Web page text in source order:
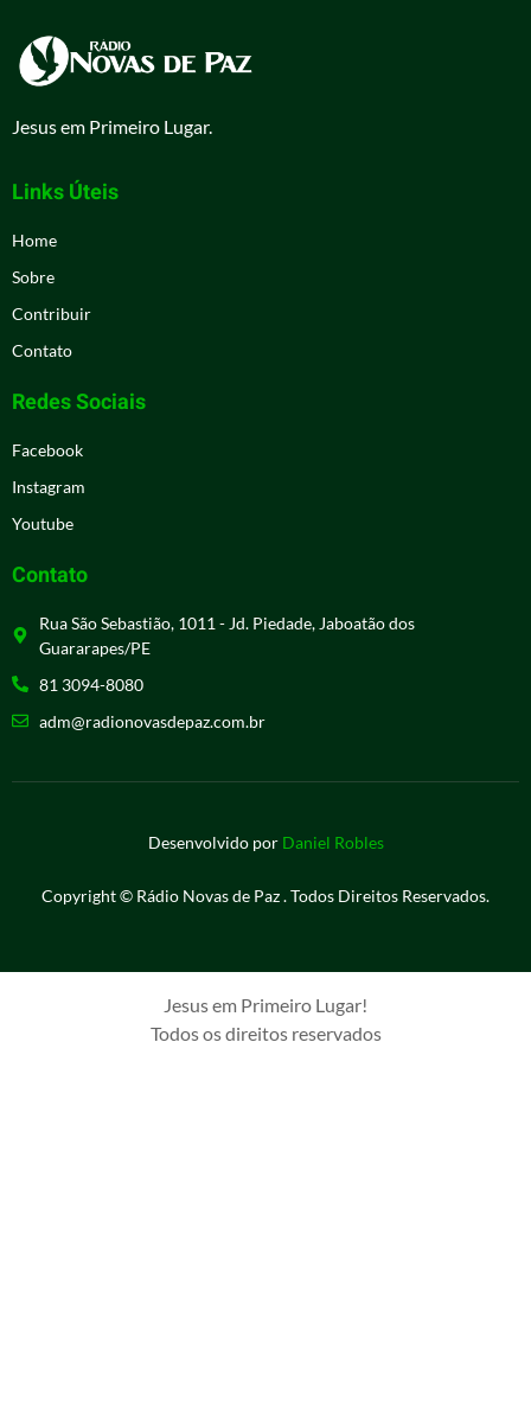
Jesus em Primeiro Lugar.
Links Úteis
Home
Sobre
Contribuir
Contato
Redes Sociais
Facebook
Instagram
Youtube
Contato
Rua São Sebastião, 1011 - Jd. Piedade, Jaboatão dos
Guararapes/PE
81 3094-8080
adm@radionovasdepaz.com.br
Desenvolvido por Daniel Robles
Copyright © Rádio Novas de Paz . Todos Direitos Reservados.
Jesus em Primeiro Lugar!
Todos os direitos reservados